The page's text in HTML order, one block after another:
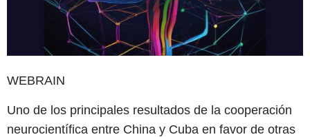
WEBRAIN
Uno de los principales resultados de la cooperación
neurocientífica entre China y Cuba en favor de otras